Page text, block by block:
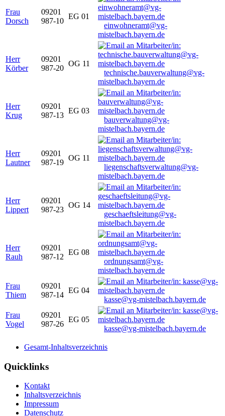
Frau
Dorsch
09201
987-10
EG 01
einwohneramt@vg-
mistelbach.bayern.de
Herr
Körber
09201
987-20
OG 11
technische.bauverwaltung@vg-
mistelbach.bayern.de
Herr
Krug
09201
987-13
EG 03
bauverwaltung@vg-
mistelbach.bayern.de
Herr
Lautner
09201
987-19
OG 11
liegenschaftsverwaltung@vg-
mistelbach.bayern.de
Herr
Lippert
09201
987-23
OG 14
geschaeftsleitung@vg-
mistelbach.bayern.de
Herr
Rauh
09201
987-12
EG 08
ordnungsamt@vg-
mistelbach.bayern.de
Frau
Thiem
09201
987-14
EG 04
kasse@vg-mistelbach.bayern.de
Frau
Vogel
09201
987-26
EG 05
kasse@vg-mistelbach.bayern.de
Gesamt-Inhaltsverzeichnis
Quicklinks
Kontakt
Inhaltsverzeichnis
Impressum
Datenschutz